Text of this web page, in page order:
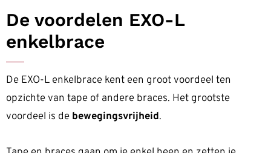
De voordelen EXO-L
enkelbrace
De EXO-L enkelbrace kent een groot voordeel ten
opzichte van tape of andere braces. Het grootste
voordeel is de bewegingsvrijheid.